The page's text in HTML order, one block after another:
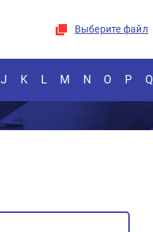
Выберите файл
J K L M N O P Q